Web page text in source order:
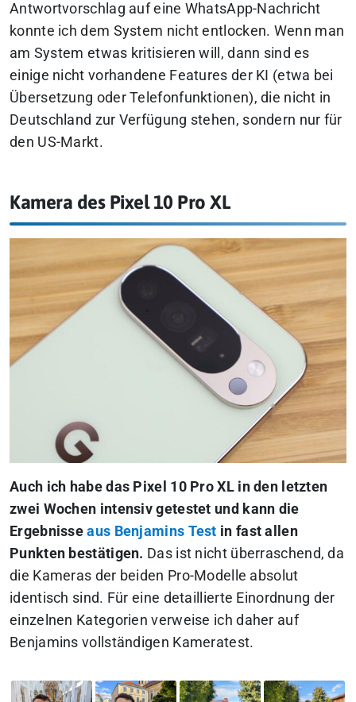
Antwortvorschlag auf eine WhatsApp-Nachricht
konnte ich dem System nicht entlocken. Wenn man
am System etwas kritisieren will, dann sind es
einige nicht vorhandene Features der KI (etwa bei
Übersetzung oder Telefonfunktionen), die nicht in
Deutschland zur Verfügung stehen, sondern nur für
den US-Markt.
Kamera des Pixel 10 Pro XL
Auch ich habe das Pixel 10 Pro XL in den letzten
zwei Wochen intensiv getestet und kann die
Ergebnisseaus Benjamins Test in fast allen
Punkten bestätigen. Das ist nicht überraschend, da
die Kameras der beiden Pro-Modelle absolut
identisch sind. Für eine detaillierte Einordnung der
einzelnen Kategorien verweise ich daher auf
Benjamins vollständigen Kameratest.